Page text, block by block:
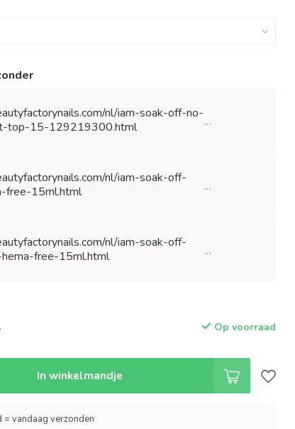
nl/iam-soak-off-no-
top-15-129219300.html
...
nl/iam-soak-off-
free-15ml.html
...
nl/iam-soak-off-
free-15ml.html
...
Op voorraad
In winkelmandje
vandaag verzonden